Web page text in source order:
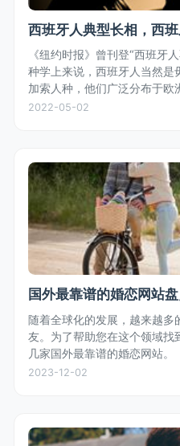
西班牙人典型长相，西
《纽约时报》曾刊登“西班牙
种学上来说，西班牙人当然是
加索人种，他们广泛分布于欧
符合高加索人种特征的都是白
2022-05-02
国外最靠谱的婚恋网站
随着全球化的发展，越来越多
友。为了帮助您在这个领域找
几家国外最靠谱的婚恋网站。
2023-12-02